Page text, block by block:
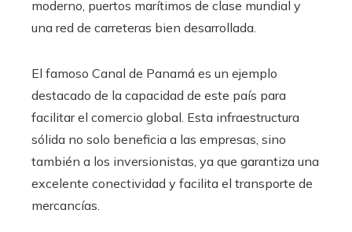
moderno, puertos marítimos de clase mundial y
una red de carreteras bien desarrollada.
El famoso Canal de Panamá es un ejemplo
destacado de la capacidad de este país para
facilitar el comercio global. Esta infraestructura
sólida no solo beneficia a las empresas, sino
también a los inversionistas, ya que garantiza una
excelente conectividad y facilita el transporte de
mercancías.